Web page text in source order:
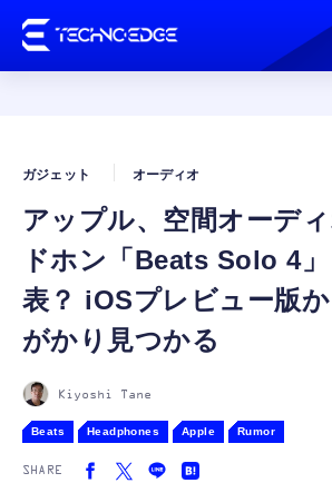
AI
ガジェット
ゲーム
カルチャー
アップル、空間オーデ
ドホン「Beats Solo 4
表？ iOSプレビュー版
がかり見つかる
ガジェット オーディオ
Kiyoshi Tane
Beats Headphones Apple Rumor
SHARE